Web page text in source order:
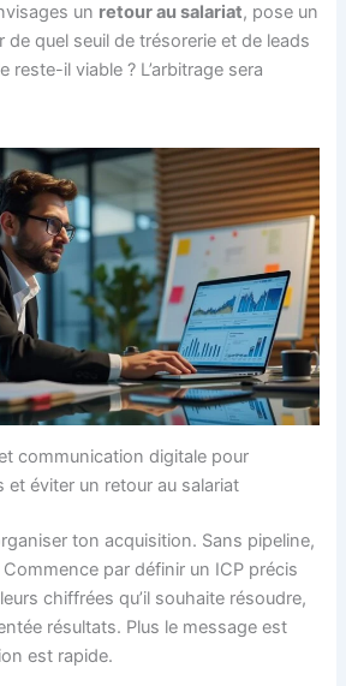
un retour au salariat, pose un
de quel seuil de trésorerie et de leads
reste-il viable ? L’arbitrage sera
communication digitale pour
et éviter un retour au salariat
ton acquisition. Sans pipeline,
par définir un ICP précis
chiffrées qu’il souhaite résoudre,
résultats. Plus le message est
est rapide.